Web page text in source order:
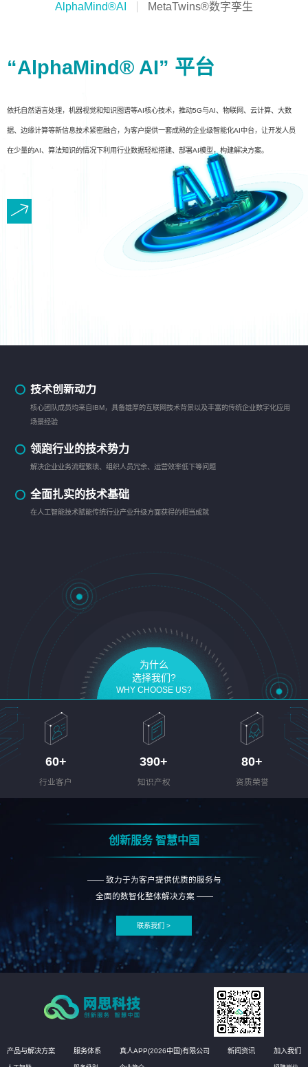
AlphaMind®AI MetaTwins®数字孪生
“AlphaMind® AI” 平台
依托自然语言处理，机器视觉和知识图谱等AI核心技术，推动5G与AI、物联网、云计算、大数
据、边缘计算等新信息技术紧密融合，为客户提供一套成熟的企业级智能化AI中台，让开发人员
在少量的AI、算法知识的情况下利用行业数据轻松搭建、部署AI模型，构建解决方案。
技术创新动力
核心团队成员均来自IBM，具备雄厚的互联网技术背景以及丰富的传统企业数字化应用
场景经验
领跑行业的技术势力
解决企业业务流程繁琐、组织人员冗余、运营效率低下等问题
全面扎实的技术基础
在人工智能技术赋能传统行业产业升级方面获得的相当成就
为什么
选择我们?
WHY CHOOSE US?
60+
行业客户
390+
知识产权
80+
资质荣誉
创新服务 智慧中国
—— 致力于为客户提供优质的服务与
全面的数智化整体解决方案 ——
联系我们 >
产品与解决方案 服务体系 真人APP(2026中国)有限公司 新闻资讯 加入我们